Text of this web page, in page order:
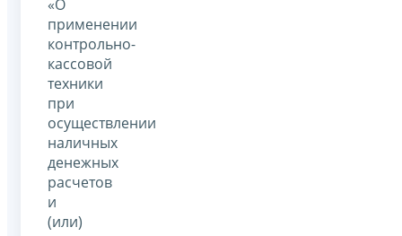
«О
применении
контрольно-
кассовой
техники
при
осуществлении
наличных
денежных
расчетов
и
(или)